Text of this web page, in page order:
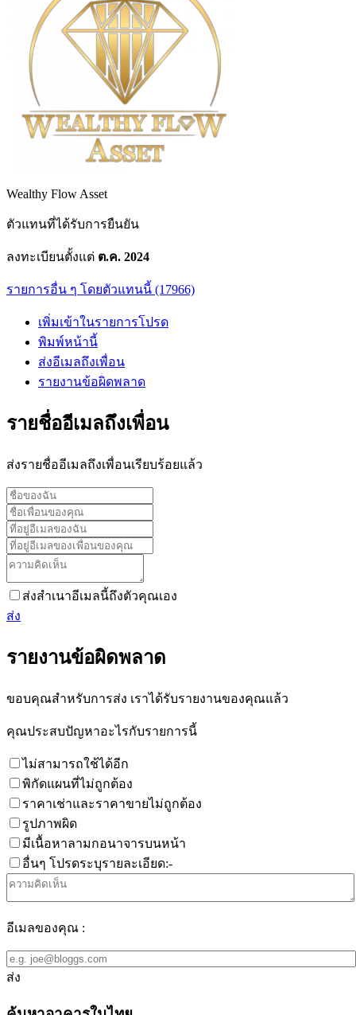
Wealthy Flow Asset
ตัวแทนที่ได้รับการยืนยัน
ลงทะเบียนตั้งแต่ ต.ค. 2024
รายการอื่น ๆ โดยตัวแทนนี้ (17966)
เพิ่มเข้าในรายการโปรด
พิมพ์หน้านี้
ส่งอีเมลถึงเพื่อน
รายงานข้อผิดพลาด
รายชื่ออีเมลถึงเพื่อน
ส่งรายชื่ออีเมลถึงเพื่อนเรียบร้อยแล้ว
ส่งสำเนาอีเมลนี้ถึงตัวคุณเอง
ส่ง
รายงานข้อผิดพลาด
ขอบคุณสำหรับการส่ง เราได้รับรายงานของคุณแล้ว
คุณประสบปัญหาอะไรกับรายการนี้
ไม่สามารถใช้ได้อีก
พิกัดแผนที่ไม่ถูกต้อง
ราคาเช่าและราคาขายไม่ถูกต้อง
รูปภาพผิด
มีเนื้อหาลามกอนาจารบนหน้า
อื่นๆ โปรดระบุรายละเอียด:-
อีเมลของคุณ :
ส่ง